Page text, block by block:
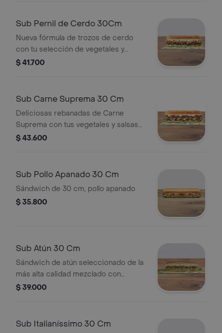
Sub Pernil de Cerdo 30Cm
Nueva fórmula de trozos de cerdo
con tu selección de vegetales y
salsas
$ 41.700
Sub Carne Suprema 30 Cm
Deliciosas rebanadas de Carne
Suprema con tus vegetales y salsas
favoritas.
$ 43.600
Sub Pollo Apanado 30 Cm
Sándwich de 30 cm, pollo apanado
$ 35.800
Sub Atún 30 Cm
Sándwich de atún seleccionado de la
más alta calidad mezclado con
mayonesa y tu elección de quesos,
$ 39.000
Sub Italianíssimo 30 Cm